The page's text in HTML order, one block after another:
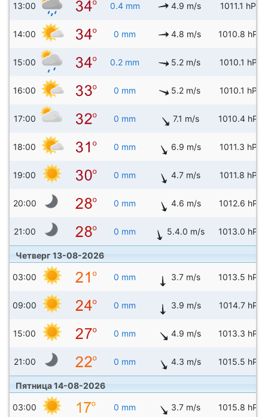
13:00 0.4 mm 4.9 m/s 1011.1 hPa
14:00 0 mm 4.8 m/s 1010.8 hPa
15:00 0.2 mm 5.2 m/s 1010.1 hPa
16:00 0 mm 5.2 m/s 1010.1 hPa
17:00 0 mm 7.1 m/s 1010.4 hPa
18:00 0 mm 6.9 m/s 1011.3 hPa
19:00 0 mm 4.7 m/s 1011.8 hPa
20:00 0 mm 4.6 m/s 1012.6 hPa
21:00 0 mm 5.4.0 m/s 1013.0 hPa
Четверг 13-08-2026
03:00 0 mm 3.7 m/s 1013.5 hPa
09:00 0 mm 3.9 m/s 1014.7 hPa
15:00 0 mm 4.9 m/s 1013.3 hPa
21:00 0 mm 4.3 m/s 1015.5 hPa
Пятница 14-08-2026
03:00 0 mm 3.7 m/s 1015.8 hPa